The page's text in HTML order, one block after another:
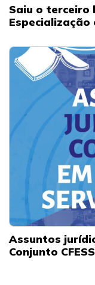
Saiu o terceiro
Especialização
Assuntos
Conjunto